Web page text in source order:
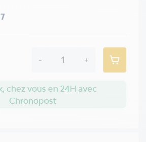
- +
chez vous en 24H avec
Chronopost